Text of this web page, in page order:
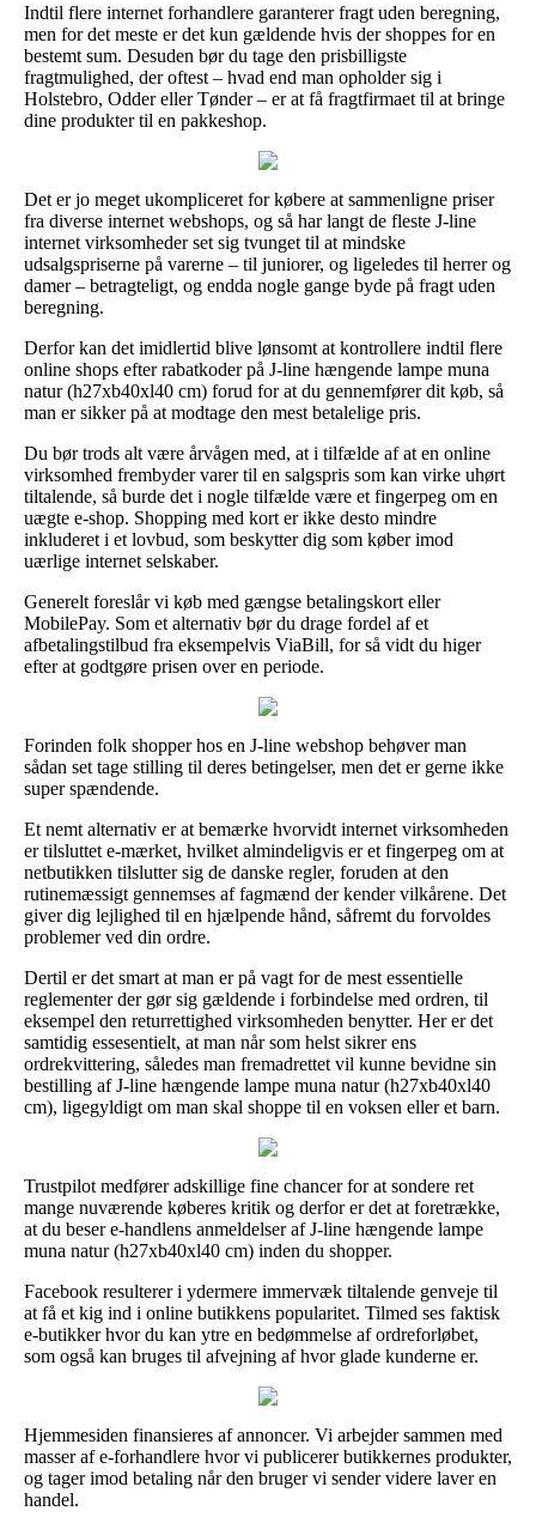
Indtil flere internet forhandlere garanterer fragt uden beregning,
men for det meste er det kun gældende hvis der shoppes for en
bestemt sum. Desuden bør du tage den prisbilligste
fragtmulighed, der oftest – hvad end man opholder sig i
Holstebro, Odder eller Tønder – er at få fragtfirmaet til at bringe
dine produkter til en pakkeshop.
Det er jo meget ukompliceret for købere at sammenligne priser
fra diverse internet webshops, og så har langt de fleste J-line
internet virksomheder set sig tvunget til at mindske
udsalgspriserne på varerne – til juniorer, og ligeledes til herrer og
damer – betragteligt, og endda nogle gange byde på fragt uden
beregning.
Derfor kan det imidlertid blive lønsomt at kontrollere indtil flere
online shops efter rabatkoder på J-line hængende lampe muna
natur (h27xb40xl40 cm) forud for at du gennemfører dit køb, så
man er sikker på at modtage den mest betalelige pris.
Du bør trods alt være årvågen med, at i tilfælde af at en online
virksomhed frembyder varer til en salgspris som kan virke uhørt
tiltalende, så burde det i nogle tilfælde være et fingerpeg om en
uægte e-shop. Shopping med kort er ikke desto mindre
inkluderet i et lovbud, som beskytter dig som køber imod
uærlige internet selskaber.
Generelt foreslår vi køb med gængse betalingskort eller
MobilePay. Som et alternativ bør du drage fordel af et
afbetalingstilbud fra eksempelvis ViaBill, for så vidt du higer
efter at godtgøre prisen over en periode.
Forinden folk shopper hos en J-line webshop behøver man
sådan set tage stilling til deres betingelser, men det er gerne ikke
super spændende.
Et nemt alternativ er at bemærke hvorvidt internet virksomheden
er tilsluttet e-mærket, hvilket almindeligvis er et fingerpeg om at
netbutikken tilslutter sig de danske regler, foruden at den
rutinemæssigt gennemses af fagmænd der kender vilkårene. Det
giver dig lejlighed til en hjælpende hånd, såfremt du forvoldes
problemer ved din ordre.
Dertil er det smart at man er på vagt for de mest essentielle
reglementer der gør sig gældende i forbindelse med ordren, til
eksempel den returrettighed virksomheden benytter. Her er det
samtidig essesentielt, at man når som helst sikrer ens
ordrekvittering, således man fremadrettet vil kunne bevidne sin
bestilling af J-line hængende lampe muna natur (h27xb40xl40
cm), ligegyldigt om man skal shoppe til en voksen eller et barn.
Trustpilot medfører adskillige fine chancer for at sondere ret
mange nuværende køberes kritik og derfor er det at foretrække,
at du beser e-handlens anmeldelser af J-line hængende lampe
muna natur (h27xb40xl40 cm) inden du shopper.
Facebook resulterer i ydermere immervæk tiltalende genveje til
at få et kig ind i online butikkens popularitet. Tilmed ses faktisk
e-butikker hvor du kan ytre en bedømmelse af ordreforløbet,
som også kan bruges til afvejning af hvor glade kunderne er.
Hjemmesiden finansieres af annoncer. Vi arbejder sammen med
masser af e-forhandlere hvor vi publicerer butikkernes produkter,
og tager imod betaling når den bruger vi sender videre laver en
handel.